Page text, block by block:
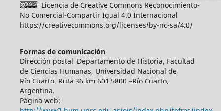
Licencia de Creative Commons Reconocimiento-
No Comercial-Compartir Igual 4.0 Internacional
https://creativecommons.org/licenses/by-nc-sa/4.0/
Formas de comunicación
Dirección postal: Departamento de Historia, Facultad
de Ciencias Humanas, Universidad Nacional de
Río Cuarto. Ruta 36 km 601 5800 –Río Cuarto,
Argentina.
Página web: